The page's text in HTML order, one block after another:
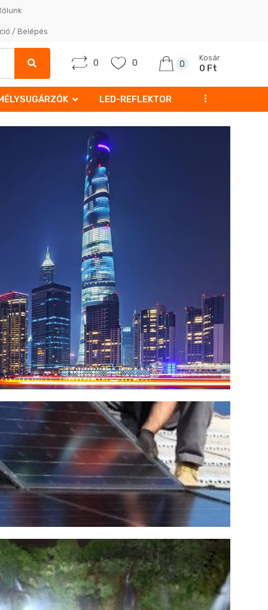
/ Belépés
0 0 0
Kosár
0 Ft
LED-REFLEKTOR ...